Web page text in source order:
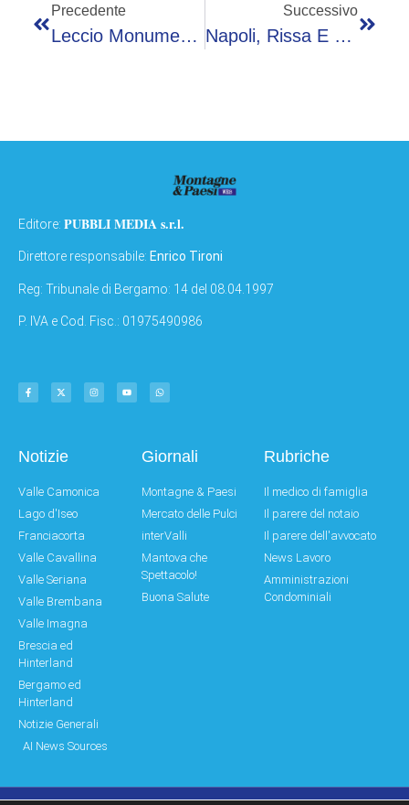
Precedente
Leccio Monumentale Incendiato A Bagno A Ripoli, Identificati 4 Minori: Volevano Cuocere Wurstel
Successivo
Napoli, Rissa E Spari In Piazza Montesanto: Uomo Con Kalashnikov Tra La Folla
Editore: PUBBLI MEDIA s.r.l.
Direttore responsabile: Enrico Tironi
Reg: Tribunale di Bergamo: 14 del 08.04.1997
P. IVA e Cod. Fisc.: 01975490986
Notizie
Valle Camonica
Lago d'Iseo
Franciacorta
Valle Cavallina
Valle Seriana
Valle Brembana
Valle Imagna
Brescia ed
Hinterland
Bergamo ed
Hinterland
Notizie Generali
AI News Sources
Giornali
Montagne & Paesi
Mercato delle Pulci
interValli
Mantova che
Spettacolo!
Buona Salute
Rubriche
Il medico di famiglia
Il parere del notaio
Il parere dell'avvocato
News Lavoro
Amministrazioni
Condominiali